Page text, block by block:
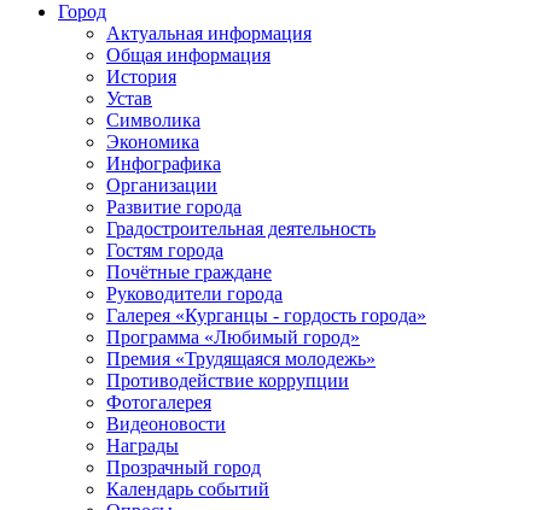
Город
Актуальная информация
Общая информация
История
Устав
Символика
Экономика
Инфографика
Организации
Развитие города
Градостроительная деятельность
Гостям города
Почётные граждане
Руководители города
Галерея «Курганцы - гордость города»
Программа «Любимый город»
Премия «Трудящаяся молодежь»
Противодействие коррупции
Фотогалерея
Видеоновости
Награды
Прозрачный город
Календарь событий